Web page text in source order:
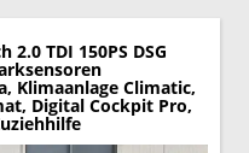
2.0 TDI 150PS DSG
Klimaanlage Climatic,
Digital Cockpit Pro,